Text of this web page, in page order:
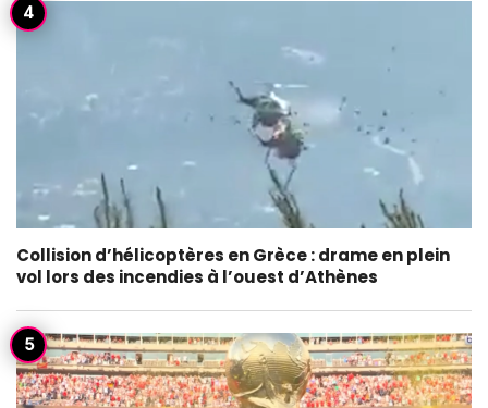
Collision d’hélicoptères en Grèce : drame en plein
vol lors des incendies à l’ouest d’Athènes